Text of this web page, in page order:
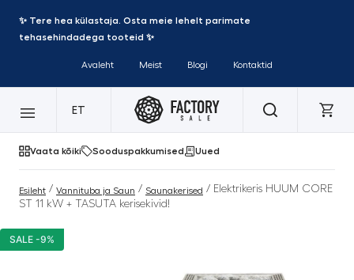
✨ Tere hea külastaja. Osta meie lehelt parimate
tehasehindadega tooteid ✨
Avaleht Meist Blogi Kontaktid
ET
Vaata kõiki Sooduspakkumised Uued
Esileht / Vannituba ja Saun / Saunakerised / Elektrikeris HUUM CORE
ST 11 kW + TASUTA kerisekivid!
SALE -9%